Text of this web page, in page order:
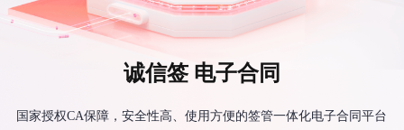
诚信签 电子合同
国家授权CA保障，安全性高、使用方便的签管一体化电子合同平台